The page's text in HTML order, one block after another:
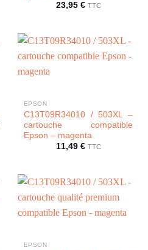
23,95 € TTC
EPSON
C13T09R34010 / 503XL –
cartouche compatible
Epson – magenta
11,49 € TTC
EPSON